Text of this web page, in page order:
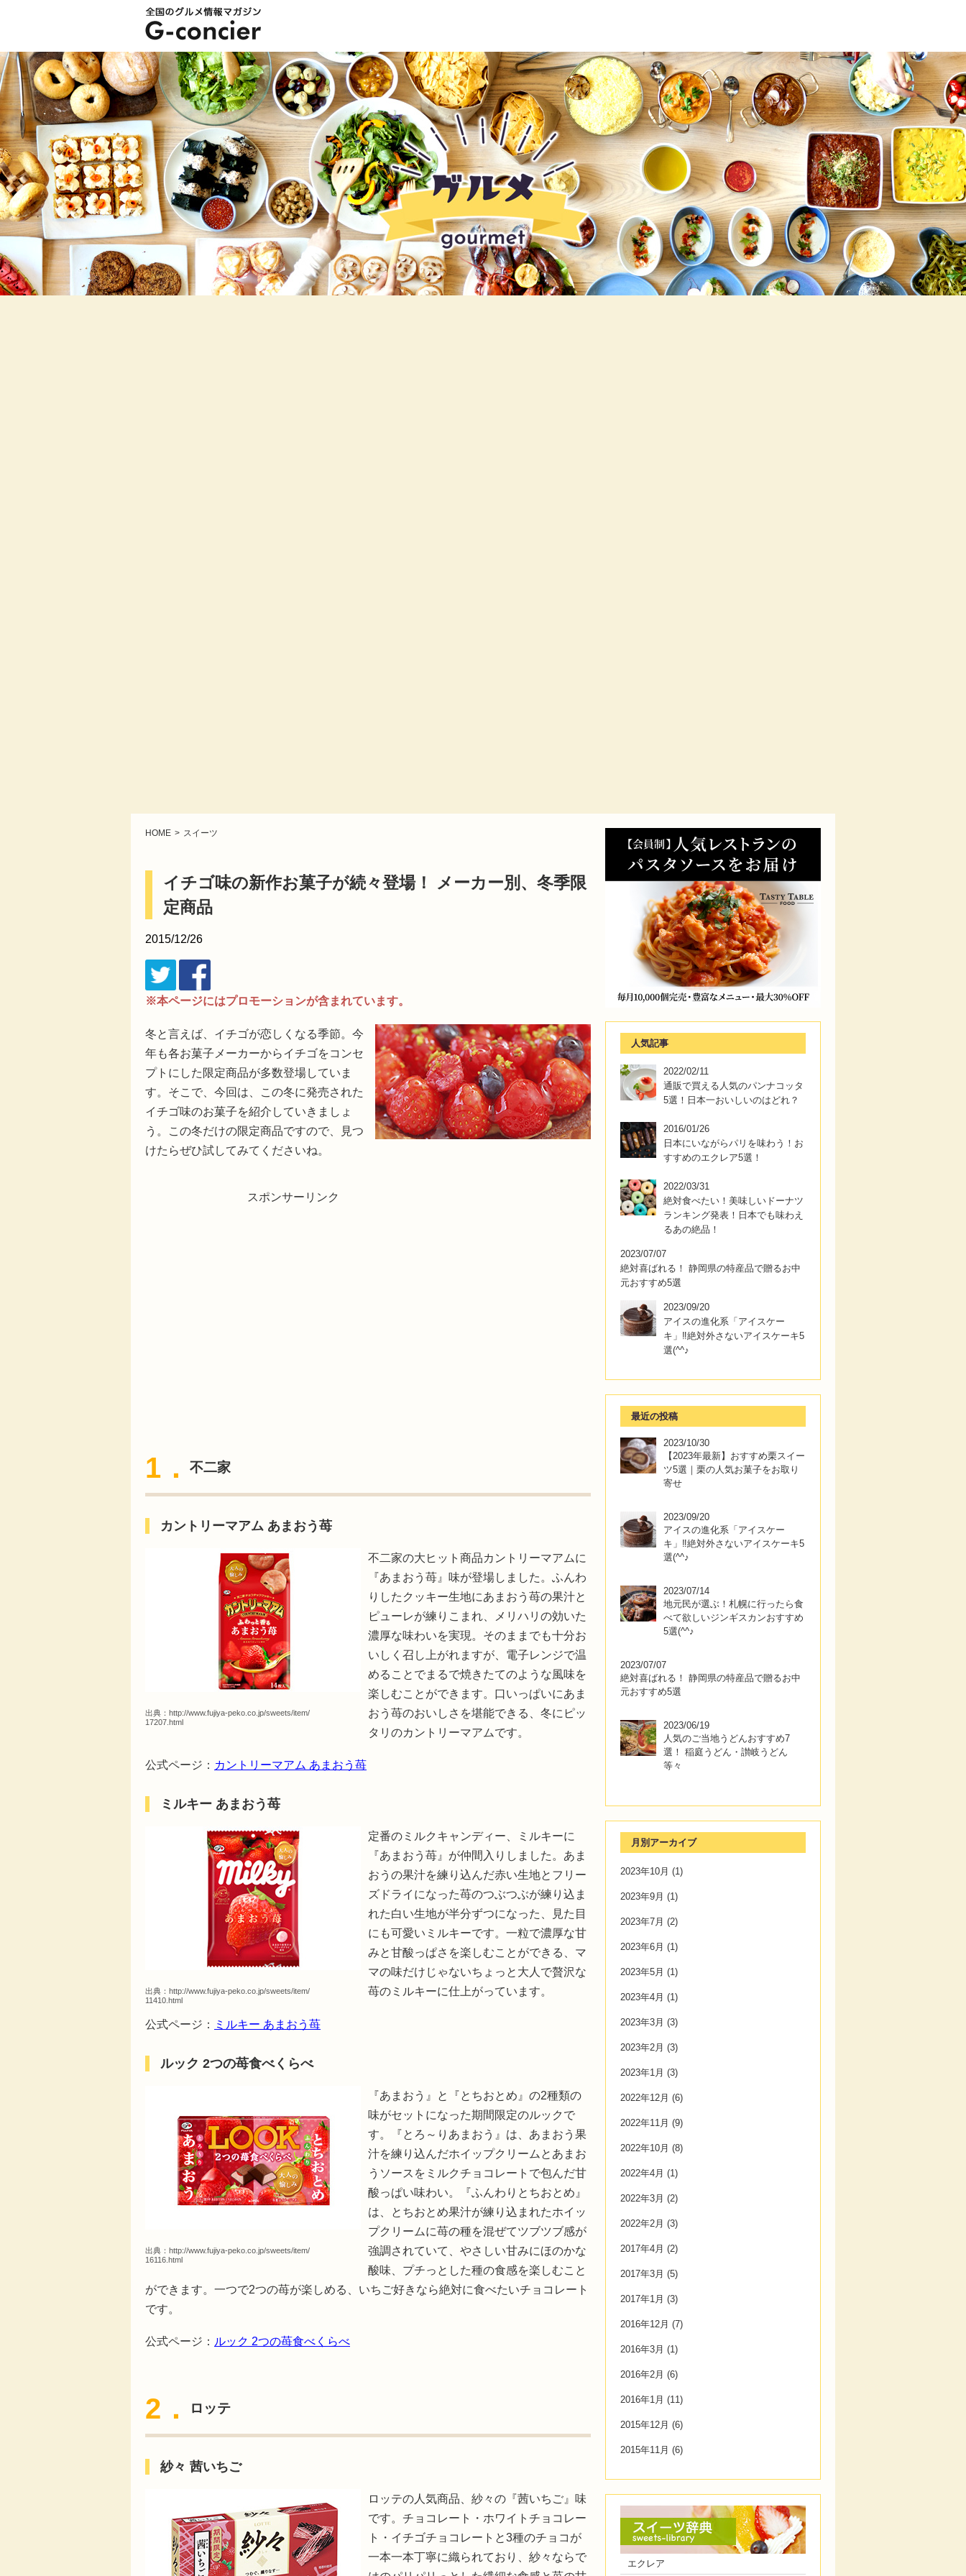
HOME スイーツ
イチゴ味の新作お菓子が続々登場！ メーカー別、冬季限
定商品
2015/12/26
※本ページにはプロモーションが含まれています。
冬と言えば、イチゴが恋しくなる季節。今
年も各お菓子メーカーからイチゴをコンセ
プトにした限定商品が多数登場していま
す。そこで、今回は、この冬に発売された
イチゴ味のお菓子を紹介していきましょ
う。この冬だけの限定商品ですので、見つ
けたらぜひ試してみてくださいね。
スポンサーリンク
1． 不二家
カントリーマアム あまおう苺
出典： http://www.fujiya-peko.co.jp/sweets/item/
17207.html
不二家の大ヒット商品カントリーマアムに
『あまおう苺』味が登場しました。ふんわ
りしたクッキー生地にあまおう苺の果汁と
ピューレが練りこまれ、メリハリの効いた
濃厚な味わいを実現。そのままでも十分お
いしく召し上がれますが、電子レンジで温
めることでまるで焼きたてのような風味を
楽しむことができます。口いっぱいにあま
おう苺のおいしさを堪能できる、冬にピッ
タリのカントリーマアムです。
公式ページ： カントリーマアム あまおう苺
ミルキー あまおう苺
出典： http://www.fujiya-peko.co.jp/sweets/item/
11410.html
定番のミルクキャンディー、ミルキーに
『あまおう苺』が仲間入りしました。あま
おうの果汁を練り込んだ赤い生地とフリー
ズドライになった苺のつぶつぶが練り込ま
れた白い生地が半分ずつになった、見た目
にも可愛いミルキーです。一粒で濃厚な甘
みと甘酸っぱさを楽しむことができる、マ
マの味だけじゃないちょっと大人で贅沢な
苺のミルキーに仕上がっています。
公式ページ： ミルキー あまおう苺
ルック 2つの苺食べくらべ
出典： http://www.fujiya-peko.co.jp/sweets/item/
16116.html
『あまおう』と『とちおとめ』の2種類の
味がセットになった期間限定のルックで
す。『とろ～りあまおう』は、あまおう果
汁を練り込んだホイップクリームとあまお
うソースをミルクチョコレートで包んだ甘
酸っぱい味わい。『ふんわりとちおとめ』
は、とちおとめ果汁が練り込まれたホイッ
プクリームに苺の種を混ぜてツブツブ感が
強調されていて、やさしい甘みにほのかな
酸味、プチっとした種の食感を楽しむこと
ができます。一つで2つの苺が楽しめる、いちご好きなら絶対に食べたいチョコレート
です。
公式ページ： ルック 2つの苺食べくらべ
2． ロッテ
紗々 茜いちご
ロッテの人気商品、紗々の『茜いちご』味
です。チョコレート・ホワイトチョコレー
ト・イチゴチョコレートと3種のチョコが
一本一本丁寧に織られており、紗々ならで
人気記事
2022/02/11
通販で買える人気のパンナコッタ
5選！日本一おいしいのはどれ？
2016/01/26
日本にいながらパリを味わう！お
すすめのエクレア5選！
2022/03/31
絶対食べたい！美味しいドーナツ
ランキング発表！日本でも味わえ
るあの絶品！
2023/07/07
絶対喜ばれる！ 静岡県の特産品で贈るお中
元おすすめ5選
2023/09/20
アイスの進化系「アイスケー
キ」‼絶対外さないアイスケーキ5
選(^^♪
最近の投稿
2023/10/30
【2023年最新】おすすめ栗スイー
ツ5選｜栗の人気お菓子をお取り
寄せ
2023/09/20
アイスの進化系「アイスケー
キ」‼絶対外さないアイスケーキ5
選(^^♪
2023/07/14
地元民が選ぶ！札幌に行ったら食
べて欲しいジンギスカンおすすめ
5選(^^♪
2023/07/07
絶対喜ばれる！ 静岡県の特産品で贈るお中
元おすすめ5選
2023/06/19
人気のご当地うどんおすすめ7
選！ 稲庭うどん・讃岐うどん
等々
月別アーカイブ
2023年10月 (1)
2023年9月 (1)
2023年7月 (2)
2023年6月 (1)
2023年5月 (1)
2023年4月 (1)
2023年3月 (3)
2023年2月 (3)
2023年1月 (3)
2022年12月 (6)
2022年11月 (9)
2022年10月 (8)
2022年4月 (1)
2022年3月 (2)
2022年2月 (3)
2017年4月 (2)
2017年3月 (5)
2017年1月 (3)
2016年12月 (7)
2016年3月 (1)
2016年2月 (6)
2016年1月 (11)
2015年12月 (6)
2015年11月 (6)
エクレア